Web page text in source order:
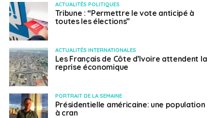
ACTUALITÉS POLITIQUES
Tribune : “Permettre le vote anticipé à
toutes les élections”
ACTUALITÉS INTERNATIONALES
Les Français de Côte d’Ivoire attendent la
reprise économique
PORTRAIT DE LA SEMAINE
Présidentielle américaine: une population
à cran